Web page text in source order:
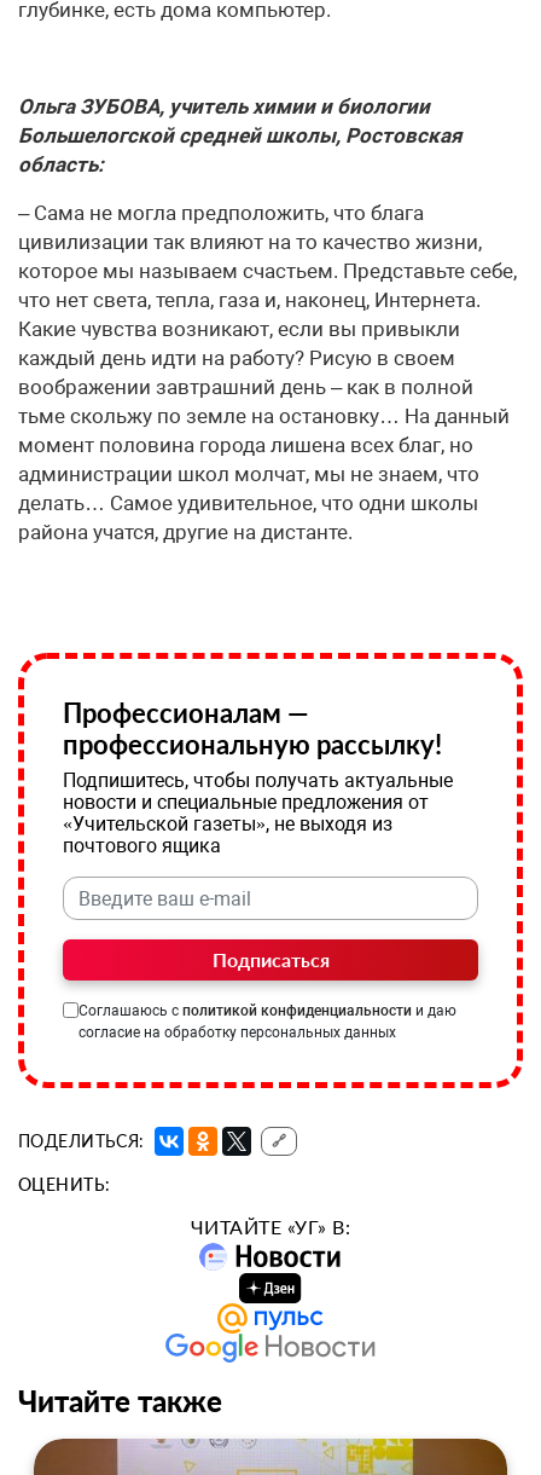
глубинке, есть дома компьютер.
Ольга ЗУБОВА, учитель химии и биологии
Большелогской средней школы, Ростовская
область:
– Сама не могла предположить, что блага
цивилизации так влияют на то качество жизни,
которое мы называем счастьем. Представьте себе,
что нет света, тепла, газа и, наконец, Интернета.
Какие чувства возникают, если вы привыкли
каждый день идти на работу? Рисую в своем
воображении завтрашний день – как в полной
тьме скольжу по земле на остановку… На данный
момент половина города лишена всех благ, но
администрации школ молчат, мы не знаем, что
делать… Самое удивительное, что одни школы
района учатся, другие на дистанте.
Профессионалам —
профессиональную рассылку!
Подпишитесь, чтобы получать актуальные
новости и специальные предложения от
«Учительской газеты», не выходя из
почтового ящика
Подписаться
Соглашаюсь с политикой конфиденциальности и даю
согласие на обработку персональных данных
ПОДЕЛИТЬСЯ: 🔗
ОЦЕНИТЬ:
ЧИТАЙТЕ «УГ» В:
Читайте также